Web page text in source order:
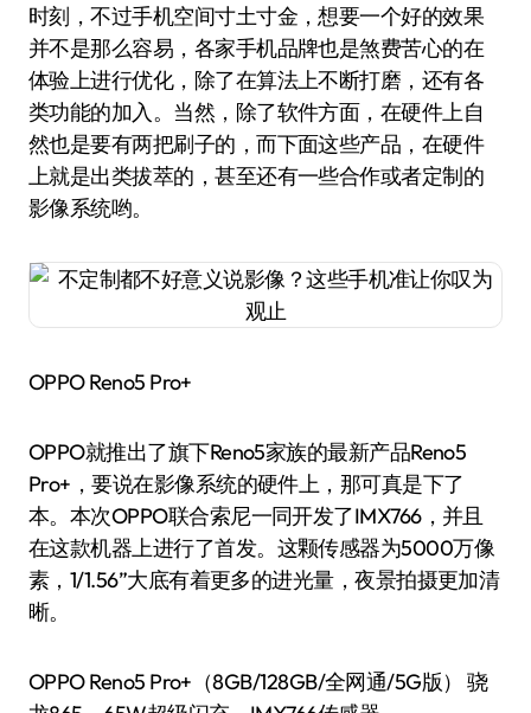
时刻，不过手机空间寸土寸金，想要一个好的效果
并不是那么容易，各家手机品牌也是煞费苦心的在
体验上进行优化，除了在算法上不断打磨，还有各
类功能的加入。当然，除了软件方面，在硬件上自
然也是要有两把刷子的，而下面这些产品，在硬件
上就是出类拔萃的，甚至还有一些合作或者定制的
影像系统哟。
OPPO Reno5 Pro+
OPPO就推出了旗下Reno5家族的最新产品Reno5
Pro+，要说在影像系统的硬件上，那可真是下了
本。本次OPPO联合索尼一同开发了IMX766，并且
在这款机器上进行了首发。这颗传感器为5000万像
素，1/1.56”大底有着更多的进光量，夜景拍摄更加清
晰。
OPPO Reno5 Pro+（8GB/128GB/全网通/5G版） 骁